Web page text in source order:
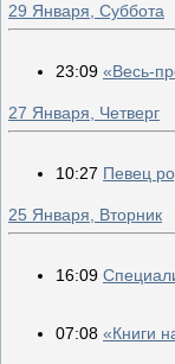
29 Января, Суббота
23:09 «Весь-
27 Января, Четверг
10:27 Певец
25 Января, Вторник
16:09
07:08 «Книги